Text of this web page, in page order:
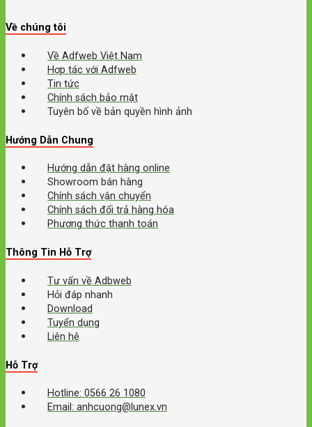
Về chúng tôi
Về Adfweb Việt Nam
Hợp tác với Adfweb
Tin tức
Chính sách bảo mật
Tuyên bố về bản quyền hình ảnh
Hướng Dẫn Chung
Hướng dẫn đặt hàng online
Showroom bán hàng
Chính sách vận chuyển
Chính sách đổi trả hàng hóa
Phương thức thanh toán
Thông Tin Hỗ Trợ
Tư vấn về Adbweb
Hỏi đáp nhanh
Download
Tuyển dụng
Liên hệ
Hỗ Trợ
Hotline: 0566 26 1080
Email: anhcuong@lunex.vn